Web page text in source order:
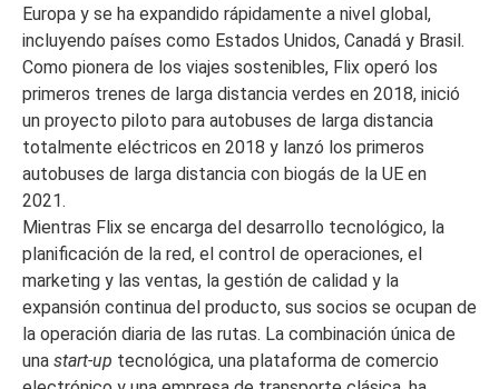
Europa y se ha expandido rápidamente a nivel global,
incluyendo países como Estados Unidos, Canadá y Brasil.
Como pionera de los viajes sostenibles, Flix operó los
primeros trenes de larga distancia verdes en 2018, inició
un proyecto piloto para autobuses de larga distancia
totalmente eléctricos en 2018 y lanzó los primeros
autobuses de larga distancia con biogás de la UE en
2021.
Mientras Flix se encarga del desarrollo tecnológico, la
planificación de la red, el control de operaciones, el
marketing y las ventas, la gestión de calidad y la
expansión continua del producto, sus socios se ocupan de
la operación diaria de las rutas. La combinación única de
una start-up tecnológica, una plataforma de comercio